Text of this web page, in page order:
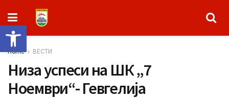
Open toolbar
Home ВЕСТИ
Низа успеси на ШК „7
Ноември“- Гевгелија